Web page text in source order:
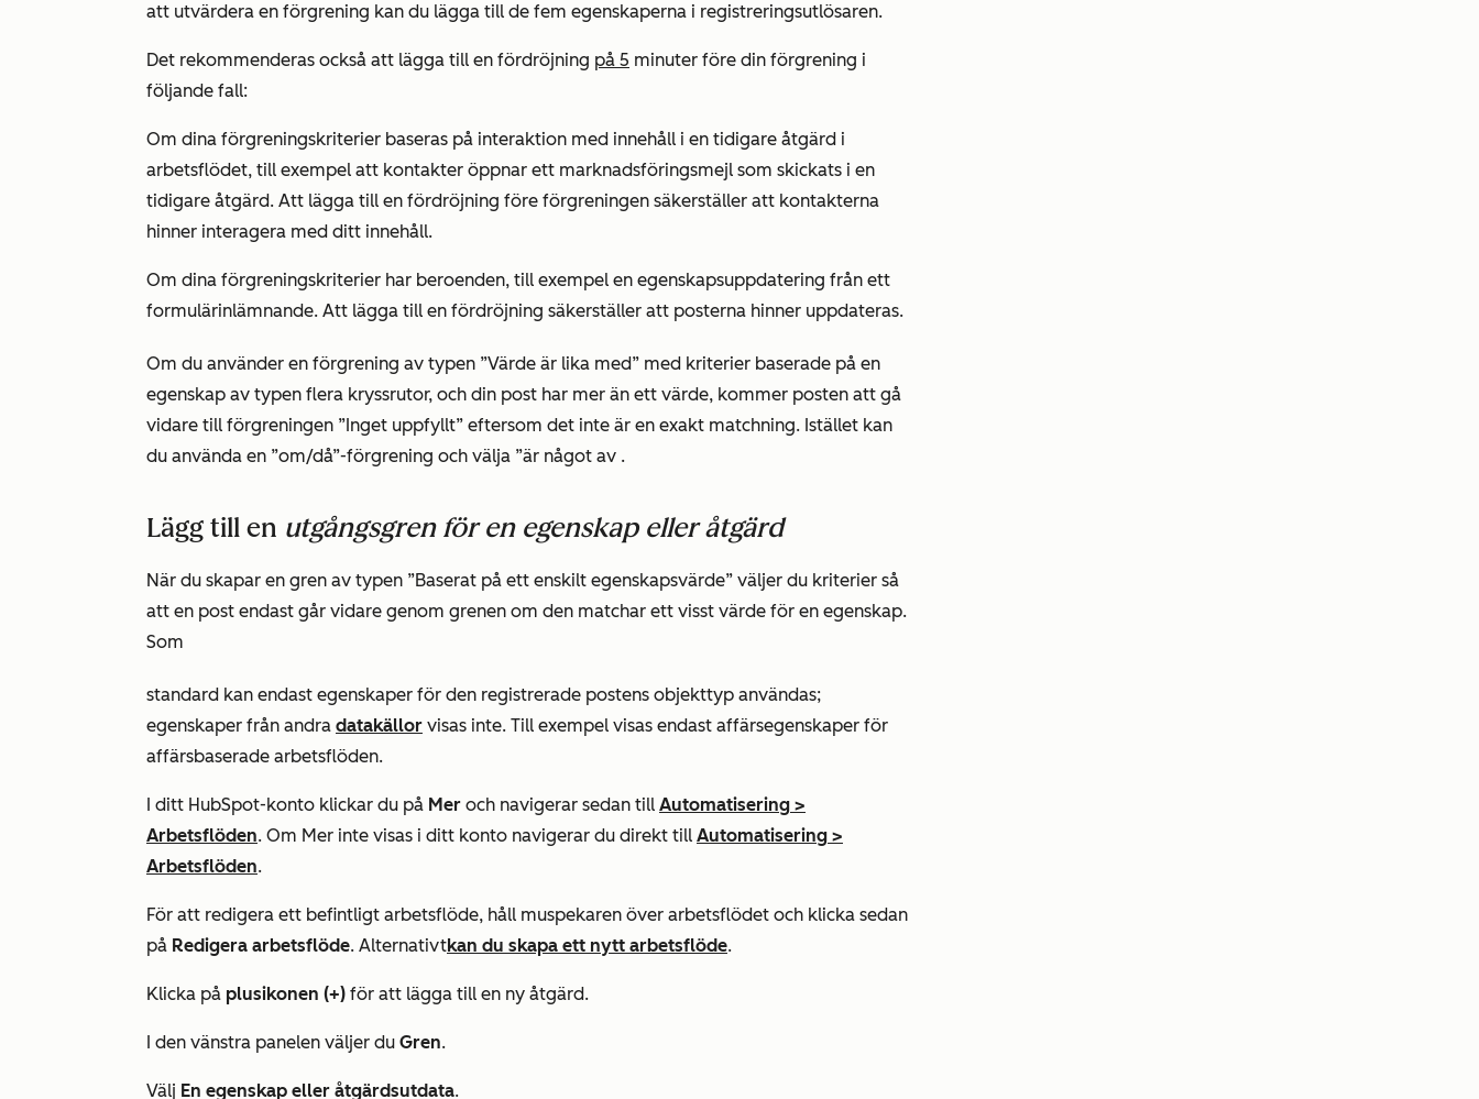
att utvärdera en förgrening kan du lägga till de fem egenskaperna i registreringsutlösaren.
Det rekommenderas också att lägga till en fördröjning på 5 minuter före din förgrening i
följande fall:
Om dina förgreningskriterier baseras på interaktion med innehåll i en tidigare åtgärd i
arbetsflödet, till exempel att kontakter öppnar ett marknadsföringsmejl som skickats i en
tidigare åtgärd. Att lägga till en fördröjning före förgreningen säkerställer att kontakterna
hinner interagera med ditt innehåll.
Om dina förgreningskriterier har beroenden, till exempel en egenskapsuppdatering från ett
formulärinlämnande. Att lägga till en fördröjning säkerställer att posterna hinner uppdateras.
Om du använder en förgrening av typen ”Värde är lika med” med kriterier baserade på en
egenskap av typen flera kryssrutor, och din post har mer än ett värde, kommer posten att gå
vidare till förgreningen ”Inget uppfyllt” eftersom det inte är en exakt matchning. Istället kan
du använda en ”om/då”-förgrening och välja ”är något av .
Lägg till en utgångsgren för en egenskap eller åtgärd
När du skapar en gren av typen ”Baserat på ett enskilt egenskapsvärde” väljer du kriterier så
att en post endast går vidare genom grenen om den matchar ett visst värde för en egenskap.
Som
standard kan endast egenskaper för den registrerade postens objekttyp användas;
egenskaper från andra datakällor visas inte. Till exempel visas endast affärsegenskaper för
affärsbaserade arbetsflöden.
I ditt HubSpot-konto klickar du på Mer och navigerar sedan till Automatisering >
Arbetsflöden. Om Mer inte visas i ditt konto navigerar du direkt till Automatisering >
Arbetsflöden.
För att redigera ett befintligt arbetsflöde, håll muspekaren över arbetsflödet och klicka sedan
på Redigera arbetsflöde. Alternativtkan du skapa ett nytt arbetsflöde.
Klicka på plusikonen (+) för att lägga till en ny åtgärd.
I den vänstra panelen väljer du Gren.
Välj En egenskap eller åtgärdsutdata.